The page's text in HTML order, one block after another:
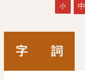
小 中
字 詞